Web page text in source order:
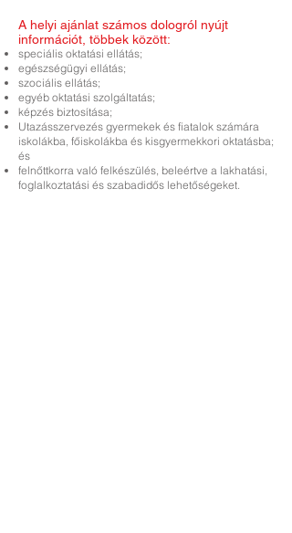
A helyi ajánlat számos dologról nyújt
információt, többek között:
speciális oktatási ellátás;
egészségügyi ellátás;
szociális ellátás;
egyéb oktatási szolgáltatás;
képzés biztosítása;
Utazásszervezés gyermekek és fiatalok számára
iskolákba, főiskolákba és kisgyermekkori oktatásba;
és
felnőttkorra való felkészülés, beleértve a lakhatási,
foglalkoztatási és szabadidős lehetőségeket.